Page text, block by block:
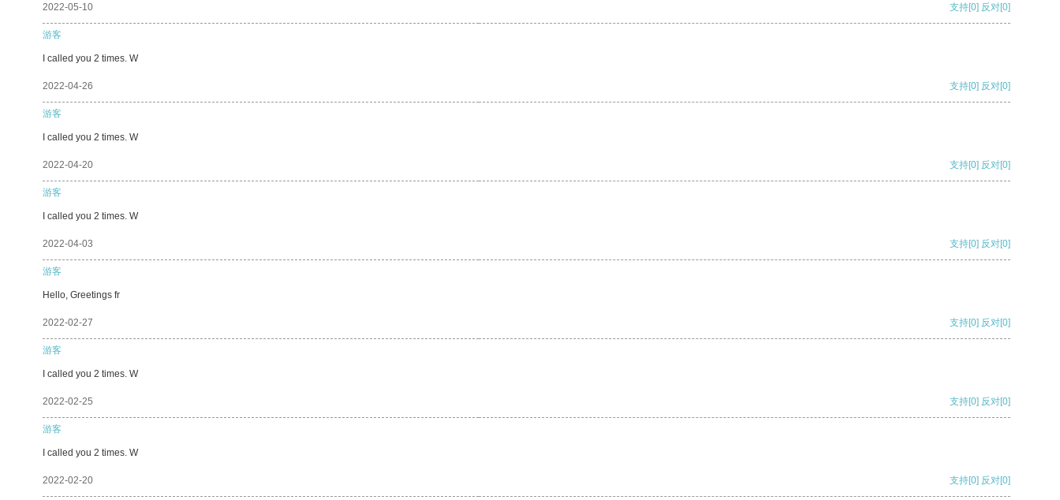
2022-05-10 支持[0] 反对[0]
游客
I called you 2 times. W
2022-04-26 支持[0] 反对[0]
游客
I called you 2 times. W
2022-04-20 支持[0] 反对[0]
游客
I called you 2 times. W
2022-04-03 支持[0] 反对[0]
游客
Hello, Greetings fr
2022-02-27 支持[0] 反对[0]
游客
I called you 2 times. W
2022-02-25 支持[0] 反对[0]
游客
I called you 2 times. W
2022-02-20 支持[0] 反对[0]